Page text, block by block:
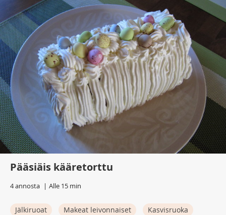
Pääsiäis kääretorttu
4 annosta Alle 15 min
Jälkiruoat Makeat leivonnaiset Kasvisruoka